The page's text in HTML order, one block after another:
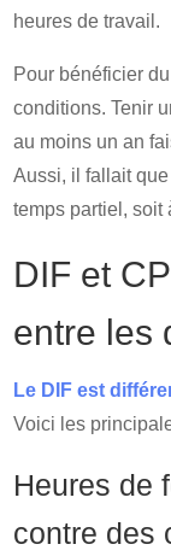
heures de travail.
Pour bénéficier
conditions. Tenir
au moins un an
Aussi, il fallait
temps partiel, soit
DIF et
entre les
Le DIF est
Voici les
Heures de
contre des